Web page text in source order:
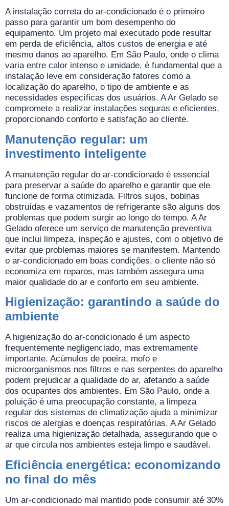
A instalação correta do ar-condicionado é o primeiro
passo para garantir um bom desempenho do
equipamento. Um projeto mal executado pode resultar
em perda de eficiência, altos custos de energia e até
mesmo danos ao aparelho. Em São Paulo, onde o clima
varia entre calor intenso e umidade, é fundamental que a
instalação leve em consideração fatores como a
localização do aparelho, o tipo de ambiente e as
necessidades específicas dos usuários. A Ar Gelado se
compromete a realizar instalações seguras e eficientes,
proporcionando conforto e satisfação ao cliente.
Manutenção regular: um
investimento inteligente
A manutenção regular do ar-condicionado é essencial
para preservar a saúde do aparelho e garantir que ele
funcione de forma otimizada. Filtros sujos, bobinas
obstruídas e vazamentos de refrigerante são alguns dos
problemas que podem surgir ao longo do tempo. A Ar
Gelado oferece um serviço de manutenção preventiva
que inclui limpeza, inspeção e ajustes, com o objetivo de
evitar que problemas maiores se manifestem. Mantendo
o ar-condicionado em boas condições, o cliente não só
economiza em reparos, mas também assegura uma
maior qualidade do ar e conforto em seu ambiente.
Higienização: garantindo a saúde do
ambiente
A higienização do ar-condicionado é um aspecto
frequentemente negligenciado, mas extremamente
importante. Acúmulos de poeira, mofo e
microorganismos nos filtros e nas serpentes do aparelho
podem prejudicar a qualidade do ar, afetando a saúde
dos ocupantes dos ambientes. Em São Paulo, onde a
poluição é uma preocupação constante, a limpeza
regular dos sistemas de climatização ajuda a minimizar
riscos de alergias e doenças respiratórias. A Ar Gelado
realiza uma higienização detalhada, assegurando que o
ar que circula nos ambientes esteja limpo e saudável.
Eficiência energética: economizando
no final do mês
Um ar-condicionado mal mantido pode consumir até 30%